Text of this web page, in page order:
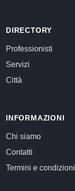
DIRECTORY
Professionisti
Servizi
Città
INFORMAZIONI
Chi siamo
Contatti
Termini e condizioni